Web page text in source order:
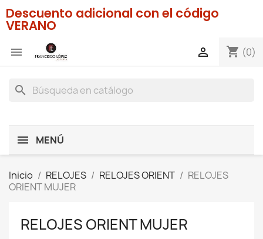
Descuento adicional con el código
VERANO
 shopping_cart (0)

search
MENÚ
Inicio RELOJES RELOJES ORIENT
RELOJES
ORIENT MUJER
RELOJES ORIENT MUJER